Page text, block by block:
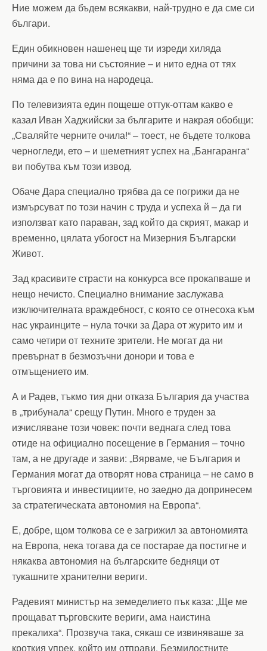
Ние можем да бъдем всякакви, най-трудно е да сме си
българи.
Един обикновен нашенец ще ти изреди хиляда
причини за това ни състояние – и нито една от тях
няма да е по вина на народеца.
По телевизията един пощеше оттук-оттам какво е
казал Иван Хаджийски за българите и накрая обобщи:
„Сваляйте черните очила!“ – тоест, не бъдете толкова
черногледи, ето – и шеметният успех на „Бангаранга“
ви побутва към този извод.
Обаче Дара специално трябва да се погрижи да не
измърсуват по този начин с труда и успеха й – да ги
използват като параван, зад който да скрият, макар и
временно, цялата убогост на Мизерния Български
Живот.
Зад красивите страсти на конкурса все прокапваше и
нещо нечисто. Специално внимание заслужава
изключителната враждебност, с която се отнесоха към
нас украинците – нула точки за Дара от журито им и
само четири от техните зрители. Не могат да ни
превърнат в безмозъчни донори и това е
отмъщението им.
А и Радев, тъкмо тия дни отказа България да участва
в „трибунала“ срещу Путин. Много е труден за
изчисляване този човек: почти веднага след това
отиде на официално посещение в Германия – точно
там, а не другаде и заяви: „Вярваме, че България и
Германия могат да отворят нова страница – не само в
търговията и инвестициите, но заедно да допринесем
за стратегическата автономия на Европа“.
Е, добре, щом толкова се е загрижил за автономията
на Европа, нека тогава да се постарае да постигне и
някаква автономия на българските бедняци от
тукашните хранителни вериги.
Радевият министър на земеделието пък каза: „Ще ме
прощават търговските вериги, ама наистина
прекалиха“. Прозвуча така, сякаш се извиняваше за
кроткия упрек, който им отправи. Безмилостните